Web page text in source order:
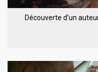
Découverte d’un